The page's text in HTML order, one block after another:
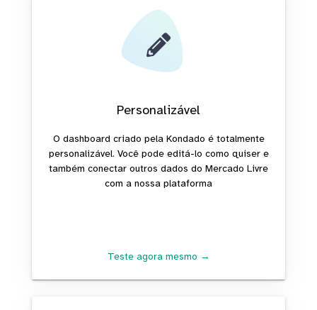
Personalizável
O dashboard criado pela Kondado é totalmente
personalizável. Você pode editá-lo como quiser e
também conectar outros dados do Mercado Livre
com a nossa plataforma
Teste agora mesmo →